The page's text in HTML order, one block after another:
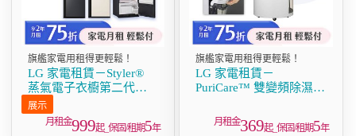
旗艦家電用租得更輕鬆！
LG 家電租賃－Styler®
蒸氣電子衣櫥第二代
(R723MB/R723SB/R723MG
R723WG)
999起_保固/租期5年
旗艦家電用租得更輕鬆！
LG 家電租賃－
PuriCare™ 雙變頻除濕機
16公升(MD161QPE0)
369起_保固/租期5年